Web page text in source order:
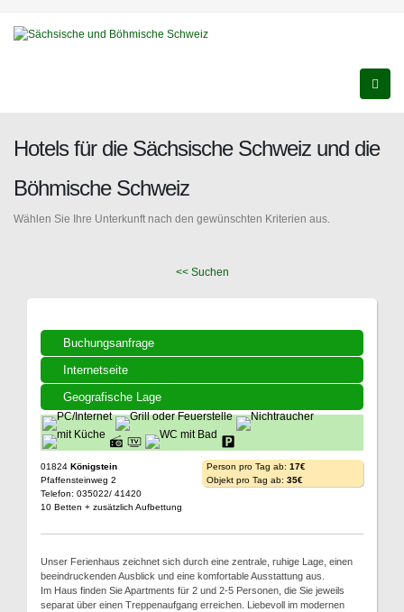
Hotels für die Sächsische Schweiz und die
Böhmische Schweiz
Wählen Sie Ihre Unterkunft nach den gewünschten Kriterien aus.
<< Suchen
Buchungsanfrage
Internetseite
Geografische Lage
01824 Königstein
Pfaffensteinweg 2
Telefon: 035022/ 41420
10 Betten + zusätzlich Aufbettung
Person pro Tag ab: 17€
Objekt pro Tag ab: 35€
Unser Ferienhaus zeichnet sich durch eine zentrale, ruhige Lage, einen
beeindruckenden Ausblick und eine komfortable Ausstattung aus.
Im Haus finden Sie Apartments für 2 und 2-5 Personen, die Sie jeweils
separat über einen Treppenaufgang erreichen. Liebevoll im modernen